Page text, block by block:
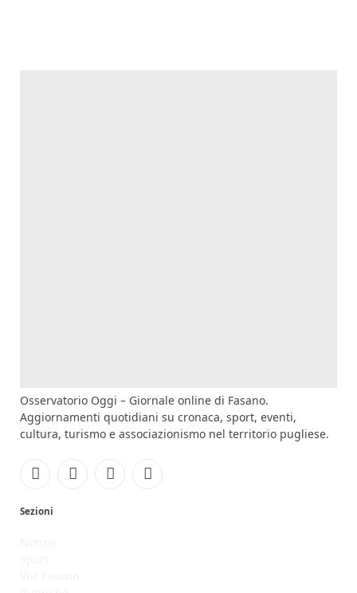
Osservatorio Oggi – Giornale online di Fasano.
Aggiornamenti quotidiani su cronaca, sport, eventi,
cultura, turismo e associazionismo nel territorio pugliese.
FacebookInstagramYouTubeRSS
Sezioni